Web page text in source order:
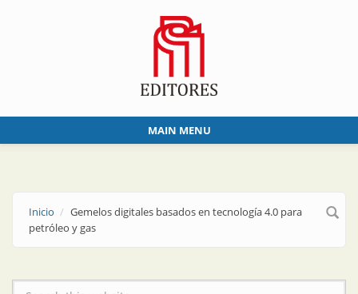
MAIN MENU
Inicio
Gemelos digitales basados en tecnología 4.0 para
petróleo y gas